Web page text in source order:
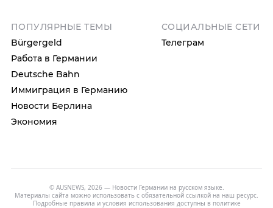
ПОПУЛЯРНЫЕ ТЕМЫ
Bürgergeld
Работа в Германии
Deutsche Bahn
Иммиграция в Германию
Новости Берлина
Экономия
СОЦИАЛЬНЫЕ СЕТИ
Телеграм
© AUSNEWS, 2026 — Новости Германии на русском языке.
Материалы сайта можно использовать с обязательной ссылкой на наш ресурс.
Подробные правила и условия использования доступны в политике